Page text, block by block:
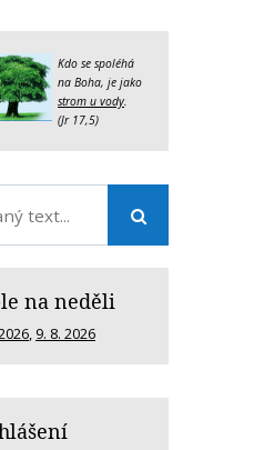
Kdo se spoléhá
na Boha, je jako
strom u vody.
(Jr 17,5)
na neděli
, 9. 8. 2026